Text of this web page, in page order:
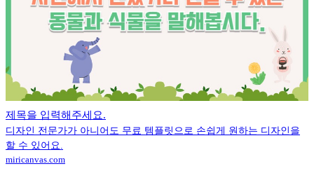
제목을 입력해주세요.
디자인 전문가가 아니어도 무료 템플릿으로 손쉽게 원하는 디자인을
할 수 있어요.
miricanvas.com